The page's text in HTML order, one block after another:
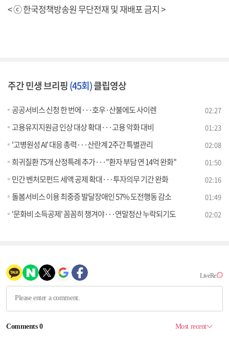
< ⓒ 한국정책방송원 무단전재 및 재배포 금지 >
주간 민생 브리핑(45회)클립영상
공공서비스 신청 한 번에···호우·산불에도 사이렌 02:27
고용유지지원금 인상 대상 확대···고용 악화 대비 01:23
'고병원성 AI' 대응 총력···산란계 2주간 특별관리 02:08
희귀질환 75개 산정특례 추가···"환자 부담 연 14억 완화" 01:50
민간 벤처모펀드 세액 공제 확대···투자의무 기간 완화 02:16
돌봄서비스 이용 최중증 발달장애인 57% 도전행동 감소 01:49
'문화비 소득공제' 꼼꼼히 챙겨야···연말정산 누락되기도 02:02